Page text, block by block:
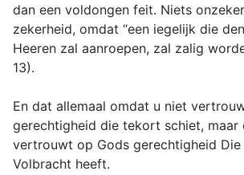
dan een voldongen feit. Niets
zekerheid, omdat “een iegelijk die
Heeren zal aanroepen, zal zalig
13).
En dat allemaal omdat u niet
gerechtigheid die tekort schiet, maar
vertrouwt op Gods gerechtigheid Die
Volbracht heeft.